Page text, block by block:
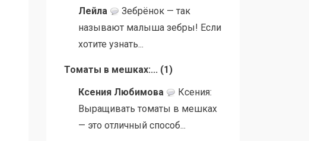
Лейла
Зебрёнок — так
называют малыша зебры! Если
хотите узнать...
Томаты в мешках:... (1)
Ксения Любимова
Ксения:
Выращивать томаты в мешках
— это отличный способ...